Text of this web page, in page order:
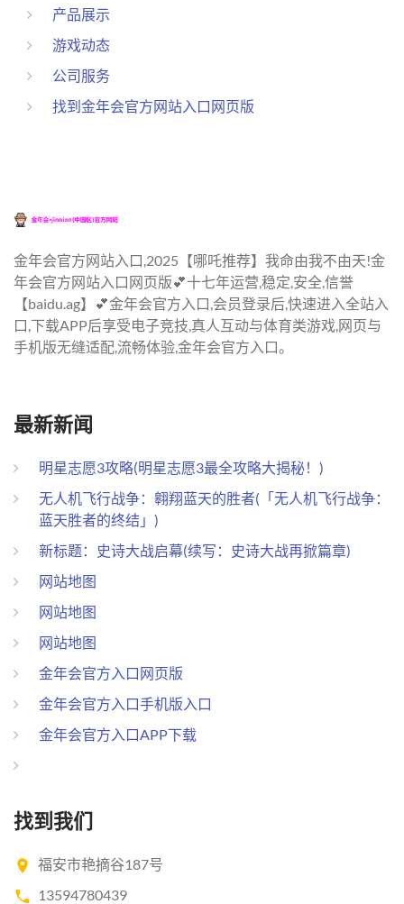
产品展示
游戏动态
公司服务
找到金年会官方网站入口网页版
金年会官方网站入口,2025【哪吒推荐】我命由我不由天!金
年会官方网站入口网页版💕十七年运营,稳定,安全,信誉
【baidu.ag】💕金年会官方入口,会员登录后,快速进入全站入
口,下载APP后享受电子竞技,真人互动与体育类游戏,网页与
手机版无缝适配,流畅体验,金年会官方入口。
最新新闻
明星志愿3攻略(明星志愿3最全攻略大揭秘！)
无人机飞行战争：翱翔蓝天的胜者(「无人机飞行战争：
蓝天胜者的终结」)
新标题：史诗大战启幕(续写：史诗大战再掀篇章)
网站地图
网站地图
网站地图
金年会官方入口网页版
金年会官方入口手机版入口
金年会官方入口APP下载
找到我们
福安市艳摘谷187号
13594780439